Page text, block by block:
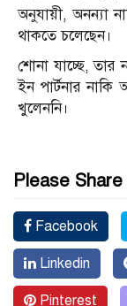
অনুযায়ী, অনন্যা
থাকতে চলেছেন।
শোনা যাচ্ছে,
ইন পার্টনার
খুলেননি।
Please
Facebook
Linkedin
Pinterest